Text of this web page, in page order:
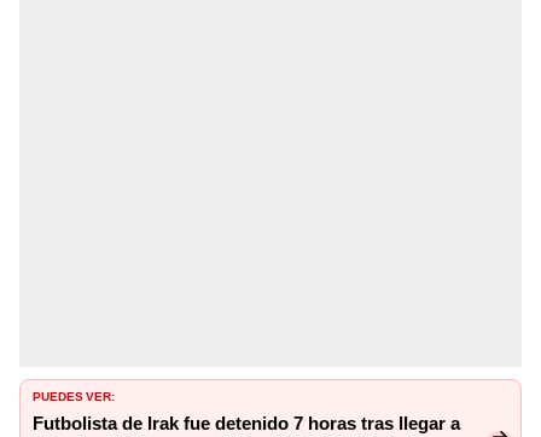
PUEDES VER:
Futbolista de Irak fue detenido 7 horas tras llegar a